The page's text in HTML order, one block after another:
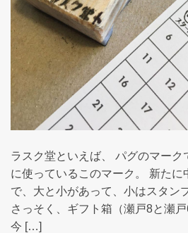
ラスク堂といえば、 パグのマーク
に使っているこのマーク。 新たに
で、大と小があって、小はスタン
さっそく、ギフト箱（瀬戸8と瀬
今 […]